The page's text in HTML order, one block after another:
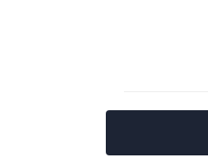
¿Qué tipo de
Caso 1:
María tenía